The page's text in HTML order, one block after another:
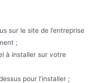
sur le site de l’entreprise
;
à installer sur votre
pour l’installer ;